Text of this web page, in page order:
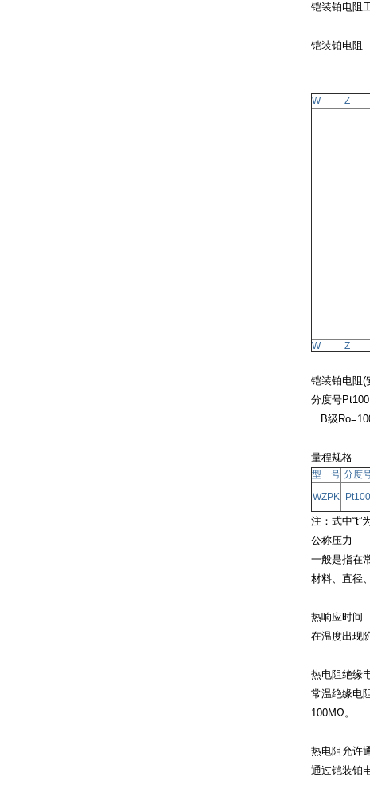
铠装铂电阻
铠装铂电阻
W Z
W
Z
铠装铂电阻(
分度号
B级
量程规格
型 号 分度
WZPK
Pt100
注：式中“t”
公称压力
一般是指在
材料、直径
热响应时间
在温度出现
热电阻绝缘
常温绝缘电
100MΩ。
热电阻允许
通过铠装铂